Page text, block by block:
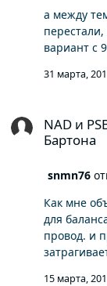
а между
вариант с
31 марта,
NAD и
Бартона
snmn76
Как мне
для
провод. и
ещё один
15 марта,